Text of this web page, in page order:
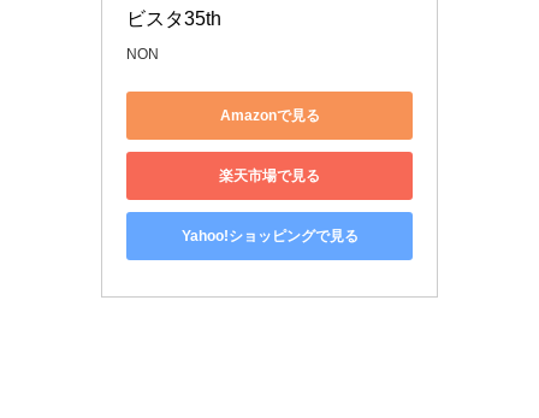
ビスタ35th
NON
Amazonで見る
楽天市場で見る
Yahoo!ショッピングで見る